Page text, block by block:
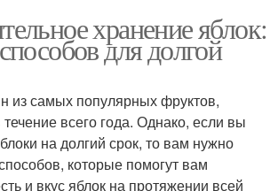
хранение яблок:
для долгой
из самых популярных фруктов,
всего года. Однако, если вы
на долгий срок, то вам нужно
которые помогут вам
и вкус яблок на протяжении всей